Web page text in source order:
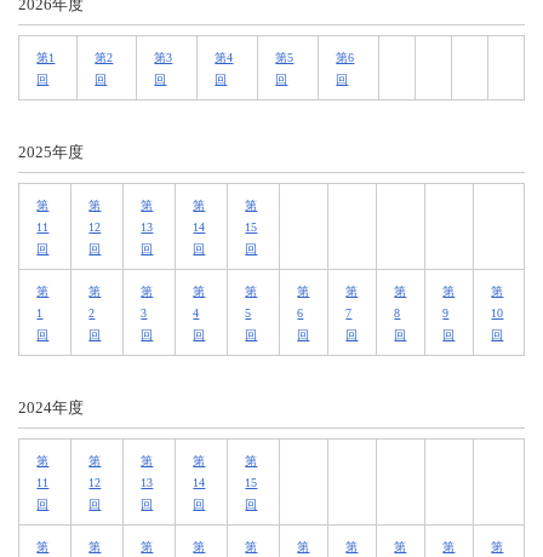
2026年度
第1
回
第2
回
第3
回
第4
回
第5
回
第6
回
2025年度
第
11
回
第
12
回
第
13
回
第
14
回
第
15
回
第
1
回
第
2
回
第
3
回
第
4
回
第
5
回
第
6
回
第
7
回
第
8
回
第
9
回
第
10
回
2024年度
第
11
回
第
12
回
第
13
回
第
14
回
第
15
回
第
第
第
第
第
第
第
第
第
第